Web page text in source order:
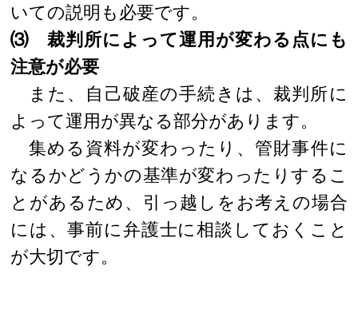
いての説明も必要です。
⑶ 裁判所によって運用が変わる点にも
注意が必要
また、自己破産の手続きは、裁判所に
よって運用が異なる部分があります。
集める資料が変わったり、管財事件に
なるかどうかの基準が変わったりするこ
とがあるため、引っ越しをお考えの場合
には、事前に弁護士に相談しておくこと
が大切です。